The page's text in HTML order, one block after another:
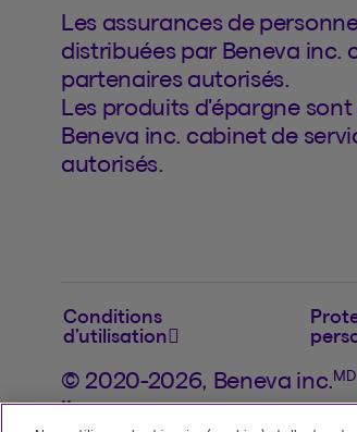
Les assurances de
distribuées par Beneva inc.
partenaires autorisés.
Les produits d'épargne
Beneva inc. cabinet de
autorisés.
Conditions
d’utilisation
© 2020-2026, Beneva inc.MD
licence.